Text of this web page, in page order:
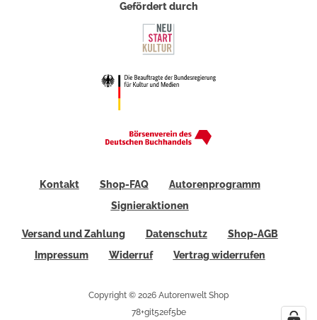
Gefördert durch
Kontakt Shop-FAQ
Autorenprogramm
Signieraktionen
Versand und Zahlung Datenschutz
Shop-AGB
Impressum
Widerruf Vertrag widerrufen
Copyright © 2026 Autorenwelt Shop
78+git52ef5be